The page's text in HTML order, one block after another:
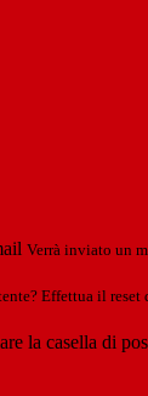
Verrà inviato un
Effettua il reset
la casella di